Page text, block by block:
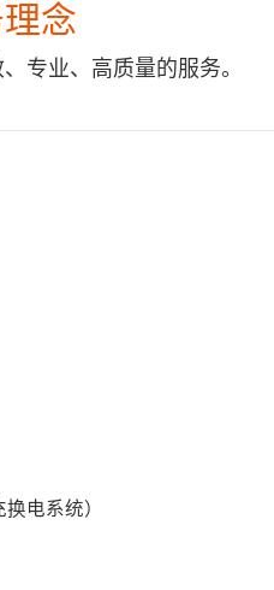
念
专业、高质量的服务。
电系统）